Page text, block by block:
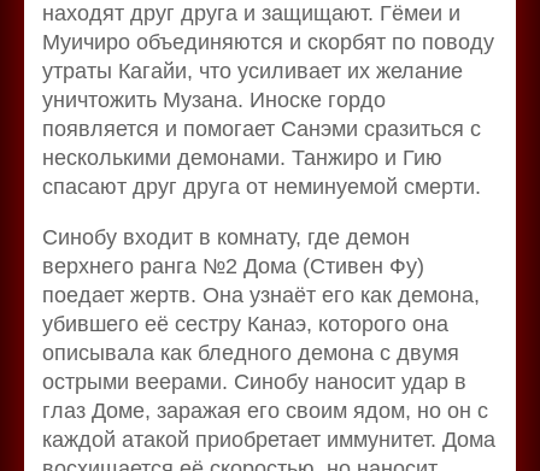
находят друг друга и защищают. Гёмеи и
Муичиро объединяются и скорбят по поводу
утраты Кагайи, что усиливает их желание
уничтожить Музана. Иноске гордо
появляется и помогает Санэми сразиться с
несколькими демонами. Танжиро и Гию
спасают друг друга от неминуемой смерти.
Синобу входит в комнату, где демон
верхнего ранга №2 Дома (Стивен Фу)
поедает жертв. Она узнаёт его как демона,
убившего её сестру Канаэ, которого она
описывала как бледного демона с двумя
острыми веерами. Синобу наносит удар в
глаз Доме, заражая его своим ядом, но он с
каждой атакой приобретает иммунитет. Дома